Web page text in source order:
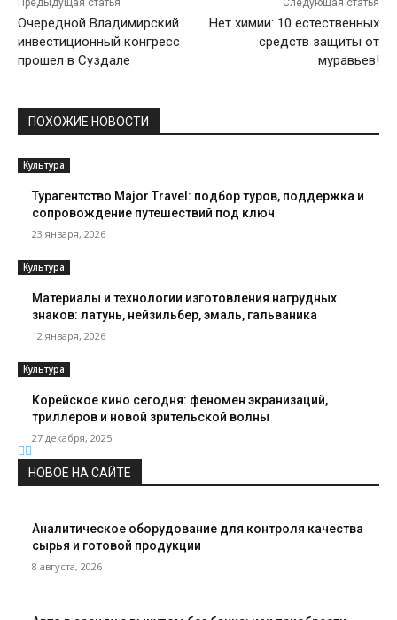
Предыдущая статья
Очередной Владимирский
инвестиционный конгресс
прошел в Суздале
Следующая статья
Нет химии: 10 естественных
средств защиты от
муравьев!
ПОХОЖИЕ НОВОСТИ
Культура
Турагентство Major Travel: подбор туров, поддержка и
сопровождение путешествий под ключ
23 января, 2026
Культура
Материалы и технологии изготовления нагрудных
знаков: латунь, нейзильбер, эмаль, гальваника
12 января, 2026
Культура
Корейское кино сегодня: феномен экранизаций,
триллеров и новой зрительской волны
27 декабря, 2025
НОВОЕ НА САЙТЕ
Аналитическое оборудование для контроля качества
сырья и готовой продукции
8 августа, 2026